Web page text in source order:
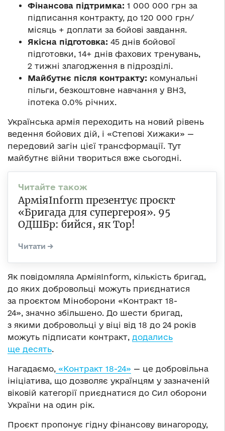
Фінансова підтримка: 1 000 000 грн за
підписання контракту, до 120 000 грн/
місяць + доплати за бойові завдання.
Якісна підготовка: 45 днів бойової
підготовки, 14+ днів фахових тренувань,
2 тижні злагодження в підрозділі.
Майбутнє після контракту: комунальні
пільги, безкоштовне навчання у ВНЗ,
іпотека 0.0% річних.
Українська армія переходить на новий рівень
ведення бойових дій, і «Степові Хижаки» —
передовий загін цієї трансформації. Тут
майбутнє війни твориться вже сьогодні.
АрміяInform презентує проєкт
«Бригада для супергероя». 95
ОДШБр: бийся, як Тор!
Як повідомляла АрміяInform, кількість бригад,
до яких добровольці можуть приєднатися
за проєктом Міноборони «Контракт 18-
24», значно збільшено. До шести бригад,
з якими добровольці у віці від 18 до 24 років
можуть підписати контракт, додались
ще десять
Нагадаємо, «Контракт 18-24» — це добровільна
ініціатива, що дозволяє українцям у зазначеній
віковій категорії приєднатися до Сил оборони
України на один рік.
Проєкт пропонує гідну фінансову винагороду,